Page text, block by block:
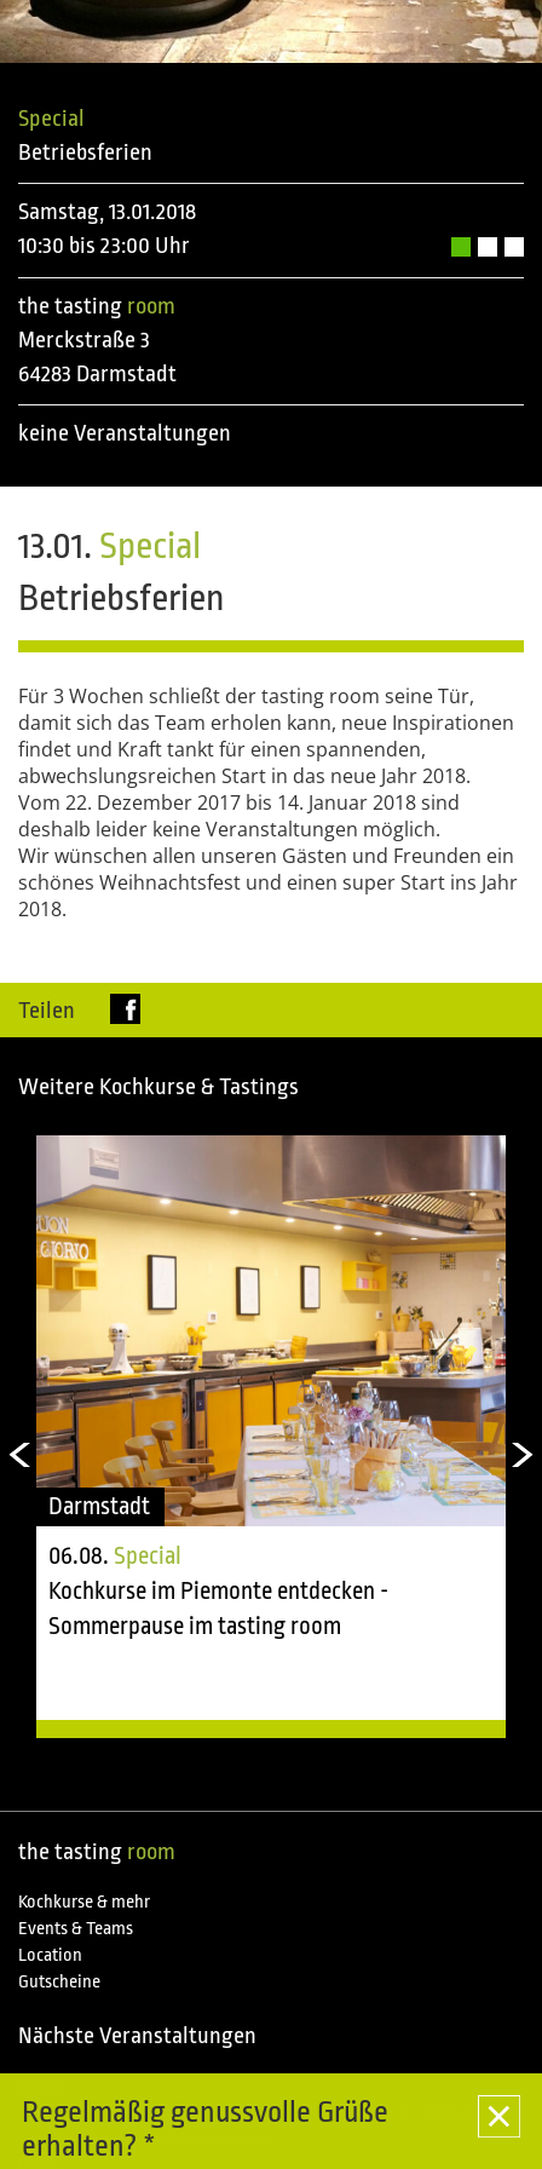
Special
Betriebsferien
Samstag, 13.01.2018
10:30 bis 23:00 Uhr
the tasting room
Merckstraße 3
64283 Darmstadt
keine Veranstaltungen
13.01. Special
Betriebsferien
Für 3 Wochen schließt der tasting room seine Tür,
damit sich das Team erholen kann, neue Inspirationen
findet und Kraft tankt für einen spannenden,
abwechslungsreichen Start in das neue Jahr 2018.
Vom 22. Dezember 2017 bis 14. Januar 2018 sind
deshalb leider keine Veranstaltungen möglich.
Wir wünschen allen unseren Gästen und Freunden ein
schönes Weihnachtsfest und einen super Start ins Jahr
2018.
Teilen
Weitere Kochkurse & Tastings
Darmstadt
06.08. Special
Kochkurse im Piemonte entdecken -
Sommerpause im tasting room
Regelmäßig genussvolle Grüße
erhalten? *
the tasting room
Kochkurse & mehr
Events & Teams
Location
Gutscheine
Nächste Veranstaltungen
Kochkurse im Piemonte entdecken - Sommerpause im tasting room